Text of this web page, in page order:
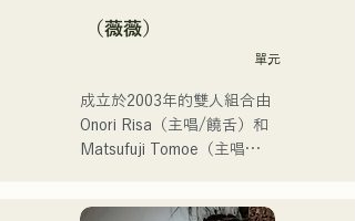
（薇薇）
單元
成立於2003年的雙人組合由
Onori Risa（主唱/饒舌）和
Matsufuji Tomoe（主唱）